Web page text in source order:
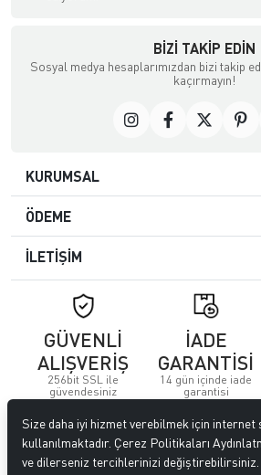
BIZI TAKIP EDIN
Sosyal medya hesaplarımızdan bizi takip
kaçırmayın!
KURUMSAL
ÖDEME
İLETİŞİM
GÜVENLİ
ALIŞVERİŞ
256bit SSL ile
güvendesiniz
İADE
GARANTİSİ
14 gün içinde iade
garantisi
© 2023Özkervan AVM. Tüm
Size daha iyi hizmet verebilmek için
kullanılmaktadır. Çerez Politikaları
ve dilerseniz tercihlerinizi değiştirebilirsiniz.